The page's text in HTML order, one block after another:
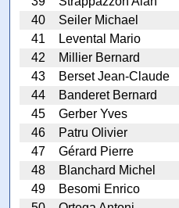
40
Seiler Michael
41
Levental Mario
42
Millier Bernard
43
Berset Jean-Claude
44
Banderet Bernard
45
Gerber Yves
46
Patru Olivier
47
Gérard Pierre
48
Blanchard Michel
49
Besomi Enrico